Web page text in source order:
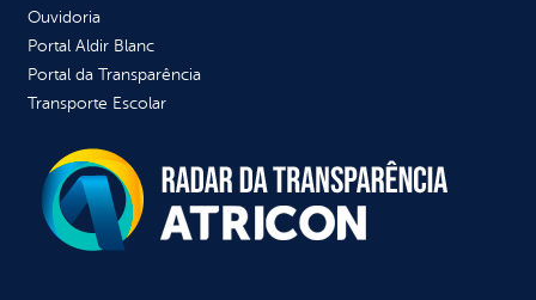
Ouvidoria
Portal Aldir Blanc
Portal da Transparência
Transporte Escolar